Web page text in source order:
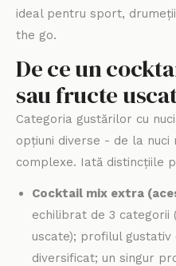
ideal pentru sport,
the go.
De ce un
sau fructe
Categoria gustărilor cu
opțiuni diverse - de la
complexe. Iată distincțiile
Cocktail mix extra
echilibrat de 3 categorii
uscate); profilul
diversificat; un singur